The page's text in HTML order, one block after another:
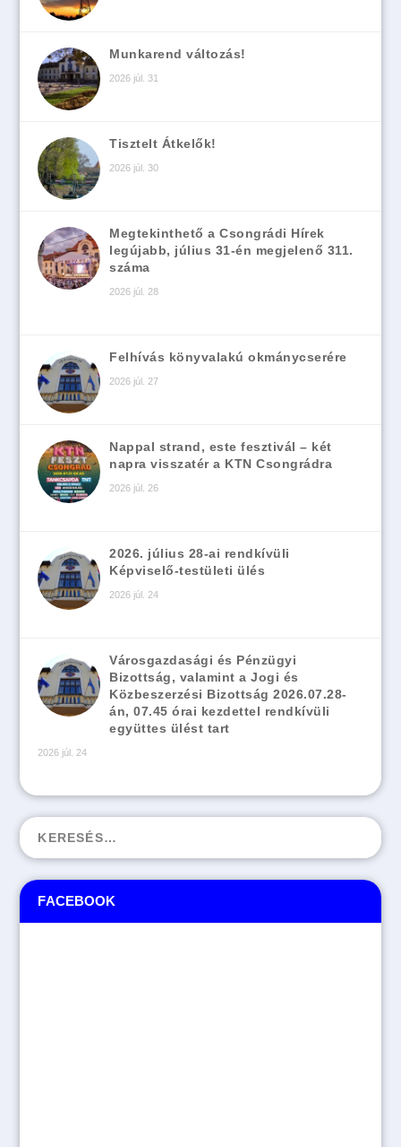
FACEBOOK
Munkarend változás!
2026 júl. 31
Tisztelt Átkelők!
2026 júl. 30
Megtekinthető a Csongrádi Hírek
legújabb, július 31-én megjelenő 311.
száma
2026 júl. 28
Felhívás könyvalakú okmánycserére
2026 júl. 27
Nappal strand, este fesztivál – két
napra visszatér a KTN Csongrádra
2026 júl. 26
2026. július 28-ai rendkívüli
Képviselő-testületi ülés
2026 júl. 24
Városgazdasági és Pénzügyi
Bizottság, valamint a Jogi és
Közbeszerzési Bizottság 2026.07.28-
án, 07.45 órai kezdettel rendkívüli
együttes ülést tart
2026 júl. 24